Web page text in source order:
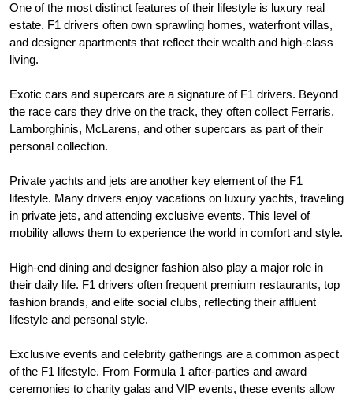
One of the most distinct features of their lifestyle is luxury real
estate. F1 drivers often own sprawling homes, waterfront villas,
and designer apartments that reflect their wealth and high-class
living.
Exotic cars and supercars are a signature of F1 drivers. Beyond
the race cars they drive on the track, they often collect Ferraris,
Lamborghinis, McLarens, and other supercars as part of their
personal collection.
Private yachts and jets are another key element of the F1
lifestyle. Many drivers enjoy vacations on luxury yachts, traveling
in private jets, and attending exclusive events. This level of
mobility allows them to experience the world in comfort and style.
High-end dining and designer fashion also play a major role in
their daily life. F1 drivers often frequent premium restaurants, top
fashion brands, and elite social clubs, reflecting their affluent
lifestyle and personal style.
Exclusive events and celebrity gatherings are a common aspect
of the F1 lifestyle. From Formula 1 after-parties and award
ceremonies to charity galas and VIP events, these events allow